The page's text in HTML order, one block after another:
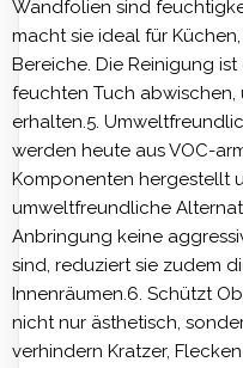
Wandfolien sind
macht sie ideal für
Bereiche. Die Reinigung
feuchten Tuch abwischen,
erhalten.5.
werden heute aus VOC-
Komponenten hergestellt
umweltfreundliche
Anbringung keine
sind, reduziert sie zudem
Innenräumen.6. Schützt
nicht nur ästhetisch,
verhindern Kratzer,